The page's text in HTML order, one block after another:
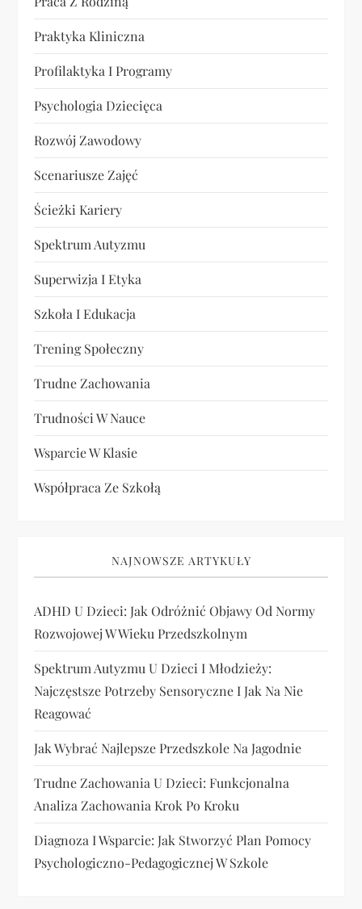
Praktyka Kliniczna
Profilaktyka I Programy
Psychologia Dziecięca
Rozwój Zawodowy
Scenariusze Zajęć
Ścieżki Kariery
Spektrum Autyzmu
Superwizja I Etyka
Szkoła I Edukacja
Trening Społeczny
Trudne Zachowania
Trudności W Nauce
Wsparcie W Klasie
Współpraca Ze Szkołą
NAJNOWSZE ARTYKUŁY
ADHD U Dzieci: Jak Odróżnić Objawy Od Normy
Rozwojowej W Wieku Przedszkolnym
Spektrum Autyzmu U Dzieci I Młodzieży:
Najczęstsze Potrzeby Sensoryczne I Jak Na Nie
Reagować
Jak Wybrać Najlepsze Przedszkole Na Jagodnie
Trudne Zachowania U Dzieci: Funkcjonalna
Analiza Zachowania Krok Po Kroku
Diagnoza I Wsparcie: Jak Stworzyć Plan Pomocy
Psychologiczno-Pedagogicznej W Szkole